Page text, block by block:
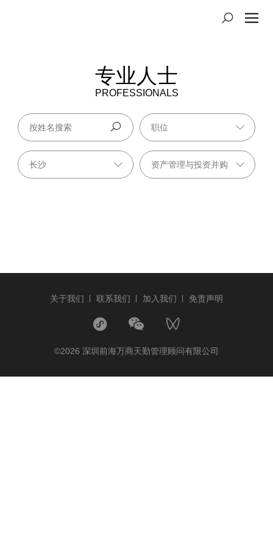
专业人士
PROFESSIONALS
关于我们 联系我们 加入我们 免责声明
©2026 深圳前海万商天勤管理顾问有限公司